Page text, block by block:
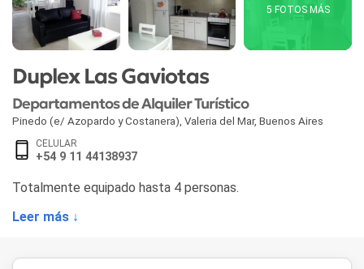
5 FOTOS MÁS
Duplex Las Gaviotas
Departamentos de Alquiler Turístico
Pinedo (e/ Azopardo y Costanera) Valeria del Mar, Buenos Aires
CELULAR
+54 9 11 44138937
Totalmente equipado hasta 4 personas.
Leer más ↓